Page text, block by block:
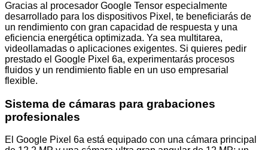
Gracias al procesador Google Tensor especialmente
desarrollado para los dispositivos Pixel, te beneficiarás de
un rendimiento con gran capacidad de respuesta y una
eficiencia energética optimizada. Ya sea multitarea,
videollamadas o aplicaciones exigentes. Si quieres pedir
prestado el Google Pixel 6a, experimentarás procesos
fluidos y un rendimiento fiable en un uso empresarial
flexible.
Sistema de cámaras para grabaciones
profesionales
El Google Pixel 6a está equipado con una cámara principal